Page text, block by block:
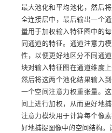
最大池化和平均池化，然后
全连接层中，最后输出一个
量用于加权输入特征图中的
同通道的特征。通道注意力
性，以便更好地区分不同通
块对输入特征图在通道维度
然后将这两个池化结果输入
一个空间注意力权重张量。
间上进行加权，从而更好地
注意力模块用于计算每个像
好地捕捉图像中的空间结构。